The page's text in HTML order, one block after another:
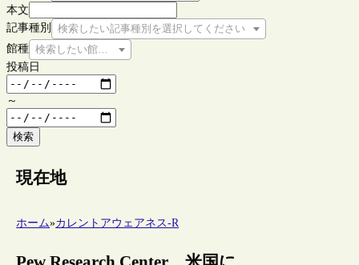
本文
記事種別
検索したい記事種別を選択してください
館種 検索したい館種を選択してください
投稿日
～
検索
現在地
ホーム»カレントアウェアネス-R